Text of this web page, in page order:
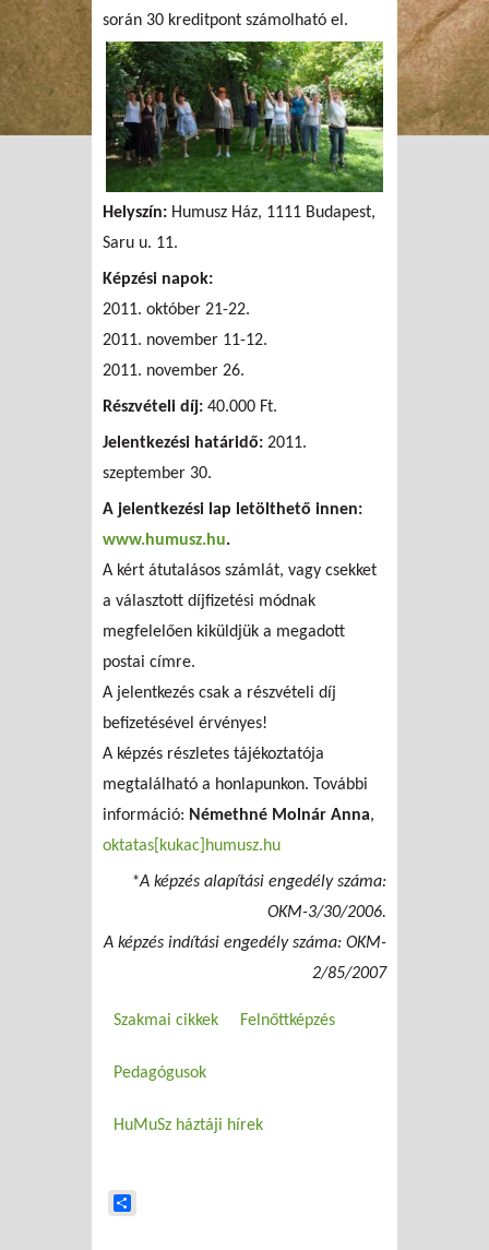
során 30 kreditpont számolható el.
Helyszín: Humusz Ház, 1111 Budapest,
Saru u. 11.
Képzési napok:
2011. október 21-22.
2011. november 11-12.
2011. november 26.
Részvételi díj: 40.000 Ft.
Jelentkezési határidő: 2011.
szeptember 30.
A jelentkezési lap letölthető innen:
www.humusz.hu.
A kért átutalásos számlát, vagy csekket
a választott díjfizetési módnak
megfelelően kiküldjük a megadott
postai címre.
A jelentkezés csak a részvételi díj
befizetésével érvényes!
A képzés részletes tájékoztatója
megtalálható a honlapunkon. További
információ: Némethné Molnár Anna,
oktatas[kukac]humusz.hu
*A képzés alapítási engedély száma:
OKM-3/30/2006.
A képzés indítási engedély száma: OKM-
2/85/2007
Szakmai cikkek Felnőttképzés
Pedagógusok
HuMuSz háztáji hírek